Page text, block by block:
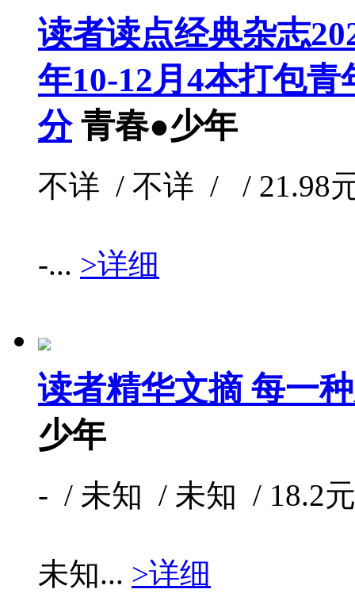
读者读点经典杂志
年10-12月4本打包
分 青春●少年
不详 / 不详 / / 21.98
-... >详细
读者精华文摘 每一
少年
- / 未知 / 未知 / 18.2
未知... >详细